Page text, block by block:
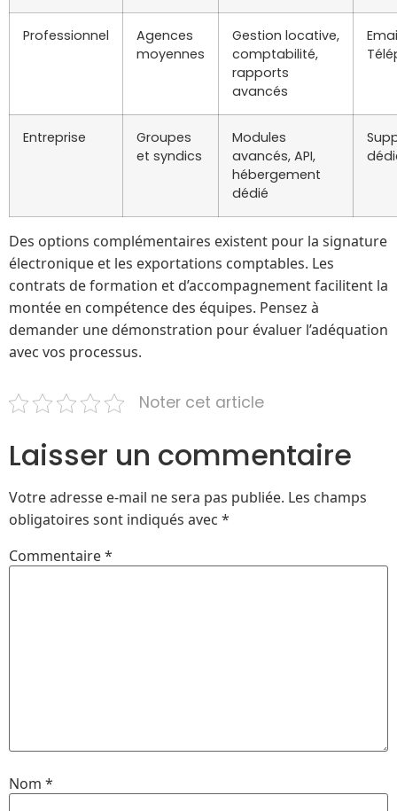
Professionnel
Agences
moyennes
Gestion locative,
comptabilité,
rapports
avancés
Entreprise
Groupes
et syndics
Modules
avancés, API,
hébergement
dédié
Des options complémentaires existent pour la signature
électronique et les exportations comptables. Les
contrats de formation et d’accompagnement facilitent la
montée en compétence des équipes. Pensez à
demander une démonstration pour évaluer l’adéquation
avec vos processus.
Noter cet article
Laisser un commentaire
Votre adresse e-mail ne sera pas publiée. Les champs
obligatoires sont indiqués avec *
Commentaire*
Nom *